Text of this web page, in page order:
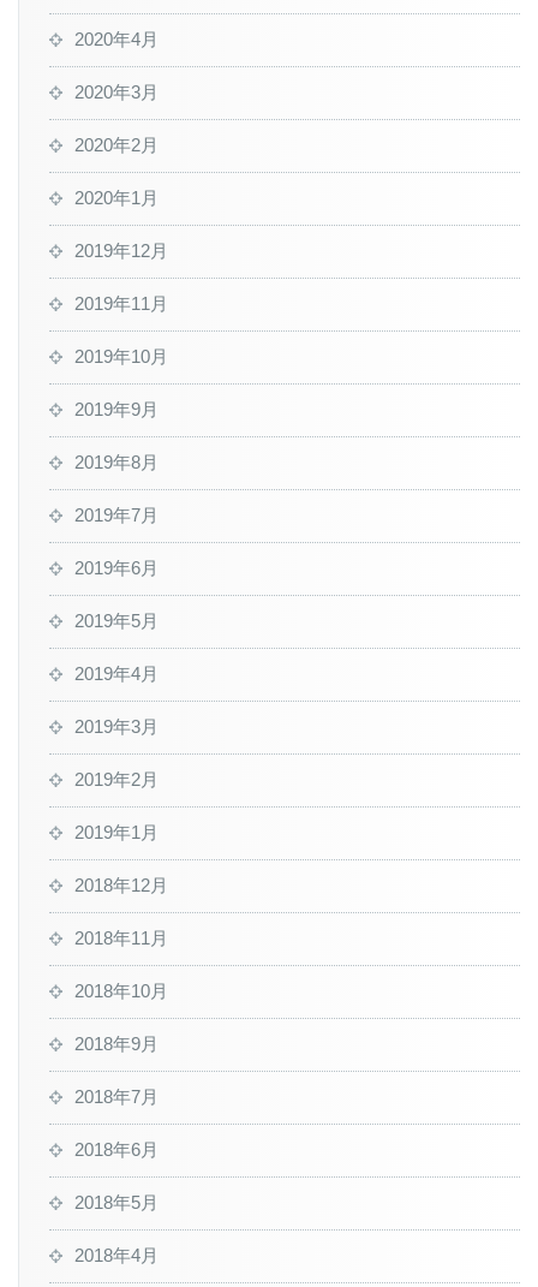
2020年4月
2020年3月
2020年2月
2020年1月
2019年12月
2019年11月
2019年10月
2019年9月
2019年8月
2019年7月
2019年6月
2019年5月
2019年4月
2019年3月
2019年2月
2019年1月
2018年12月
2018年11月
2018年10月
2018年9月
2018年7月
2018年6月
2018年5月
2018年4月